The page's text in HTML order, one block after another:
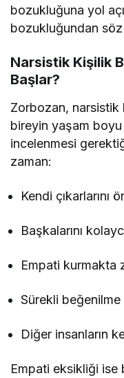
bozukluğuna yol
bozukluğundan
Narsistik Kişilik
Başlar?
Zorbozan, narsistik
bireyin yaşam boyu
incelenmesi
zaman:
Kendi çıkarlarını
Başkalarını
Empati kurmakta
Sürekli
Diğer insanların
Empati eksikliği ise